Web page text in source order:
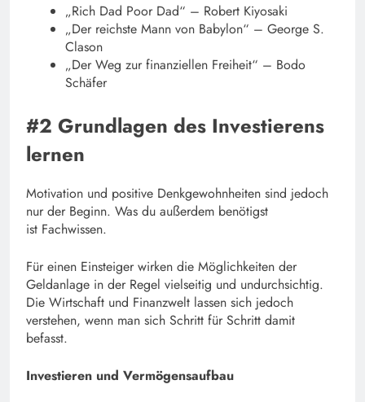
„Rich Dad Poor Dad“ – Robert Kiyosaki
„Der reichste Mann von Babylon“ – George S.
Clason
„Der Weg zur finanziellen Freiheit“ – Bodo
Schäfer
#2 Grundlagen des Investierens
lernen
Motivation und positive Denkgewohnheiten sind jedoch
nur der Beginn. Was du außerdem benötigst
ist Fachwissen.
Für einen Einsteiger wirken die Möglichkeiten der
Geldanlage in der Regel vielseitig und undurchsichtig.
Die Wirtschaft und Finanzwelt lassen sich jedoch
verstehen, wenn man sich Schritt für Schritt damit
befasst.
Investieren und Vermögensaufbau